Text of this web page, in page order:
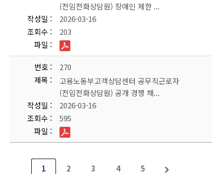
(전임전화상담원) 장애인 제한 ...
작성일
2026-03-16
조회수
203
파일
번호
270
제목
고용노동부고객상담센터 공무직근로자
(전임전화상담원) 공개 경쟁 채...
작성일
2026-03-16
조회수
595
파일
1 2 3 4 5